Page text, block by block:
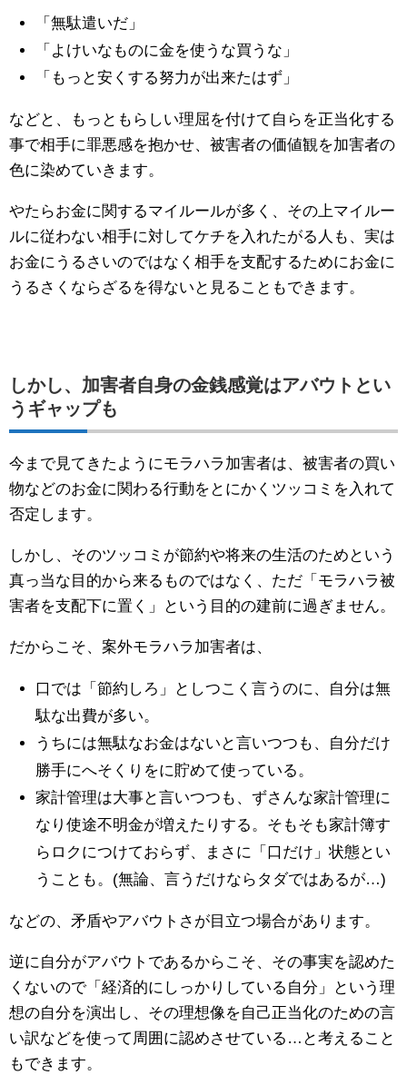
「無駄遣いだ」
「よけいなものに金を使うな買うな」
「もっと安くする努力が出来たはず」
などと、もっともらしい理屈を付けて自らを正当化する
事で相手に罪悪感を抱かせ、被害者の価値観を加害者の
色に染めていきます。
やたらお金に関するマイルールが多く、その上マイルー
ルに従わない相手に対してケチを入れたがる人も、実は
お金にうるさいのではなく相手を支配するためにお金に
うるさくならざるを得ないと見ることもできます。
しかし、加害者自身の金銭感覚はアバウトとい
うギャップも
今まで見てきたようにモラハラ加害者は、被害者の買い
物などのお金に関わる行動をとにかくツッコミを入れて
否定します。
しかし、そのツッコミが節約や将来の生活のためという
真っ当な目的から来るものではなく、ただ「モラハラ被
害者を支配下に置く」という目的の建前に過ぎません。
だからこそ、案外モラハラ加害者は、
口では「節約しろ」としつこく言うのに、自分は無
駄な出費が多い。
うちには無駄なお金はないと言いつつも、自分だけ
勝手にへそくりをに貯めて使っている。
家計管理は大事と言いつつも、ずさんな家計管理に
なり使途不明金が増えたりする。そもそも家計簿す
らロクにつけておらず、まさに「口だけ」状態とい
うことも。(無論、言うだけならタダではあるが…)
などの、矛盾やアバウトさが目立つ場合があります。
逆に自分がアバウトであるからこそ、その事実を認めた
くないので「経済的にしっかりしている自分」という理
想の自分を演出し、その理想像を自己正当化のための言
い訳などを使って周囲に認めさせている…と考えること
もできます。